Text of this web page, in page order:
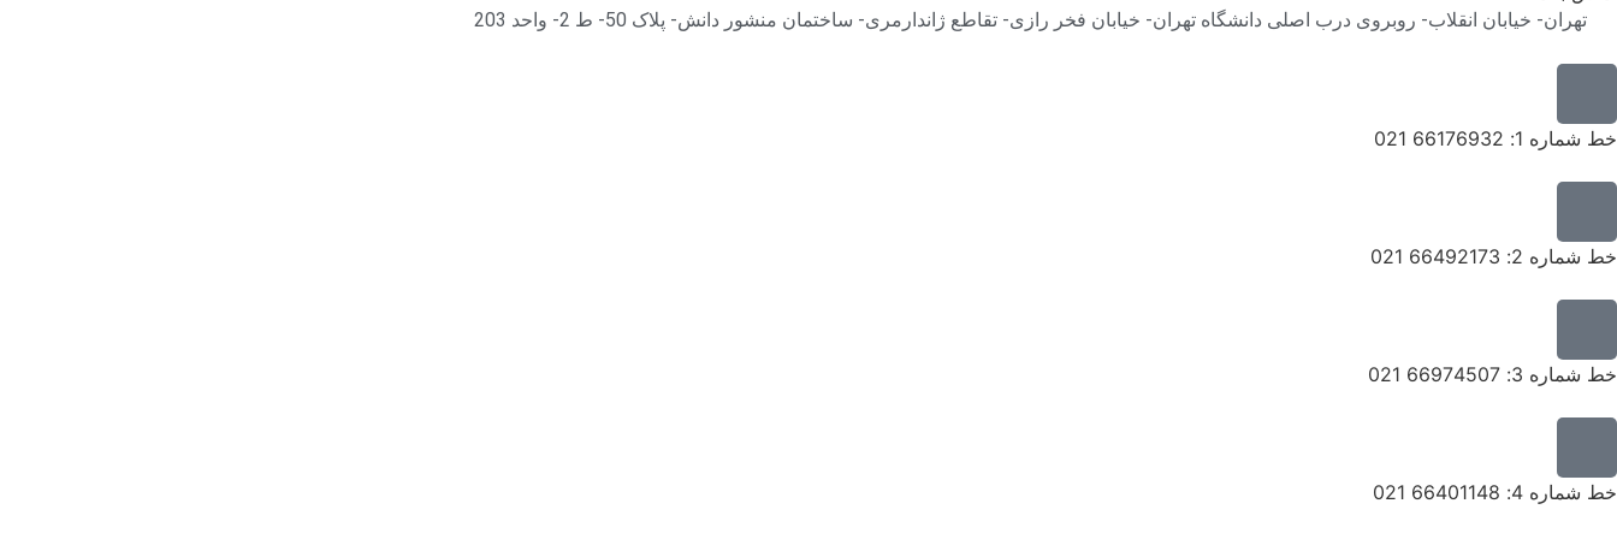
تهران- خیابان انقلاب- روبروی درب اصلی دانشگاه تهران- خیابان فخر رازی- تقاطع ژاندارمری- ساختمان منشور دانش- پلاک 50- ط 2- واحد 203
خط شماره 1: 66176932 021
خط شماره 2: 66492173 021
خط شماره 3: 66974507 021
خط شماره 4: 66401148 021